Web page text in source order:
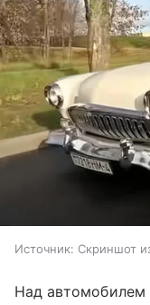
Источник: Скриншот
Над автомобилем